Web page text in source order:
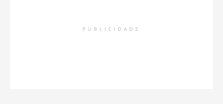
PUBLICIDADE